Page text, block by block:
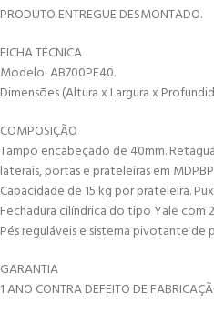
PRODUTO ENTREGUE DESMONTADO.
FICHA TÉCNICA
Modelo: AB700PE40.
Dimensões (Altura x Largura x
COMPOSIÇÃO
Tampo encabeçado de 40mm.
laterais, portas e prateleiras em
Capacidade de 15 kg por prateleira.
Fechadura cilíndrica do tipo Yale com
Pés reguláveis e sistema pivotante de
GARANTIA
1 ANO CONTRA DEFEITO DE